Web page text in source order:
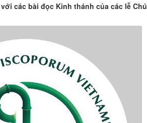
các bài đọc Kinh thánh của các lễ